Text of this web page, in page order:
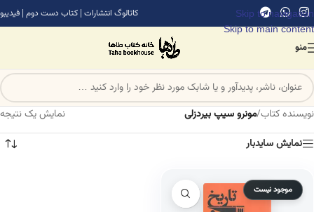
Skip to navigation
Skip to main content
کاتالوگ انتشارات | کتاب دست دوم | فیدیبو
منو
نویسنده کتاب/مونرو سیپ بیردزلی
نمایش یک نتیجه
نمایش سایدبار
موجود نیست